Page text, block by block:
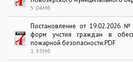
5.04Мб
Постановление от 19.02.2026
форм учстия граждан в
пожарной безопасности.PDF
1.93Мб